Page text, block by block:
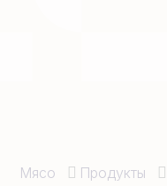
Мясо Продукты